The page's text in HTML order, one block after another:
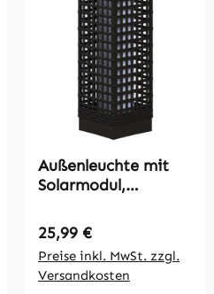
Außenleuchte mit
Solarmodul,
8 h Betriebszeit,
Rattanoptik, Stahl,
15,5 x 15,5 x 46 cm,
Schwarz
Regulärer Preis:
25,99 €
Preise inkl. MwSt. zzgl.
Versandkosten